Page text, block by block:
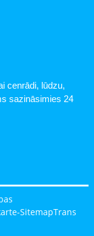
cenrādi, lūdzu,
sazināsimies 24
-SitemapTrans